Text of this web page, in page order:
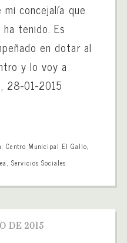
concejalía que
tenido. Es
en dotar al
y lo voy a
28-01-2015
,Centro Municipal El Gallo,
, Servicios Sociales
DE 2015